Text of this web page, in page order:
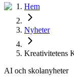
Hem
Nyheter
Kreativitetens
AI och skolanyheter